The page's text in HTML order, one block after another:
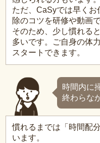
ただ、CaSyでは早く
除のコツを研修や動画
そのため、少し慣れる
多いです。ご自身の体
スタートできます。
時間内に
終わらな
慣れるまでは「時間配
います。